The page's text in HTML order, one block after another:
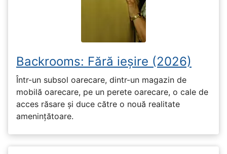
Backrooms: Fără ieșire (2026)
Într-un subsol oarecare, dintr-un magazin de
mobilă oarecare, pe un perete oarecare, o cale de
acces răsare și duce către o nouă realitate
amenințătoare.